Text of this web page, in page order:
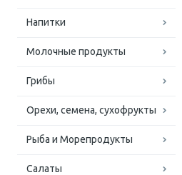
Напитки
Молочные продукты
Грибы
Орехи, семена, сухофрукты
Рыба и Морепродукты
Салаты